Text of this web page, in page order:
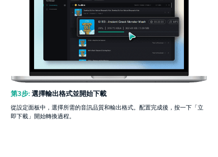
第3步: 選擇輸出格式並開始下載
從設定面板中，選擇所需的音訊品質和輸出格式。配置完成後，按一下「立
即下載」開始轉換過程。